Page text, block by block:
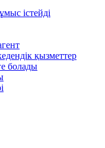
істейді
қызметтер
болады